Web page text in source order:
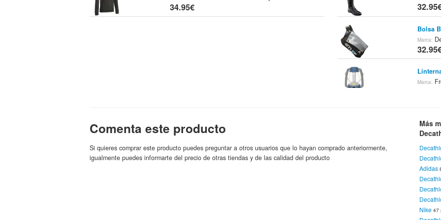
34.95€
Bolsa
Marca:
Marca:
Marca:
Marca:
Adidas
Comenta este producto
Si quieres comprar este producto puedes preguntar a otros usuarios que lo hayan comprado anteriormente,
igualmente puedes informarte del precio de otras tiendas y de las calidad del producto
Más
Adidas
Nike 47